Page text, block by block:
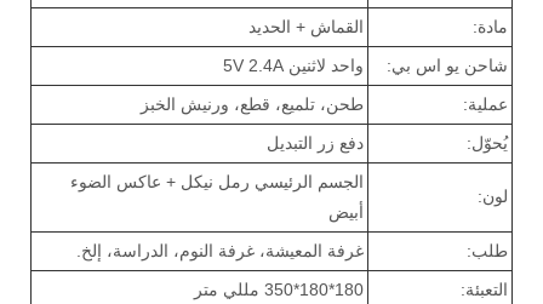
مادة:
القماش + الحديد
شاحن يو اس بي:
واحد لاثنين 5V 2.4A
عملية:
طحن، تلميع، قطع، ورنيش الخبز
يُحوّل:
دفع زر التبديل
لون:
الجسم الرئيسي رمل نيكل + عاكس الضوء
أبيض
طلب:
غرفة المعيشة، غرفة النوم، الدراسة، إلخ.
التعبئة:
180*180*350 مللي متر